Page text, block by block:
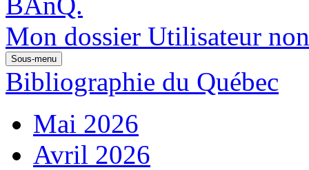
Mon dossier Utilisateur
Sous-menu
Bibliographie du Québec
Mai 2026
Avril 2026